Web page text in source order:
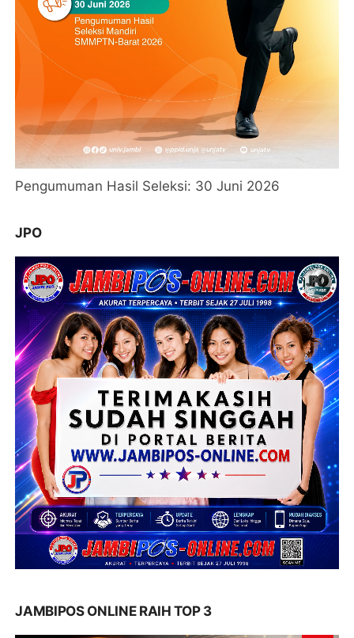
Pengumuman Hasil Seleksi: 30 Juni 2026
JPO
JAMBIPOS ONLINE RAIH TOP 3